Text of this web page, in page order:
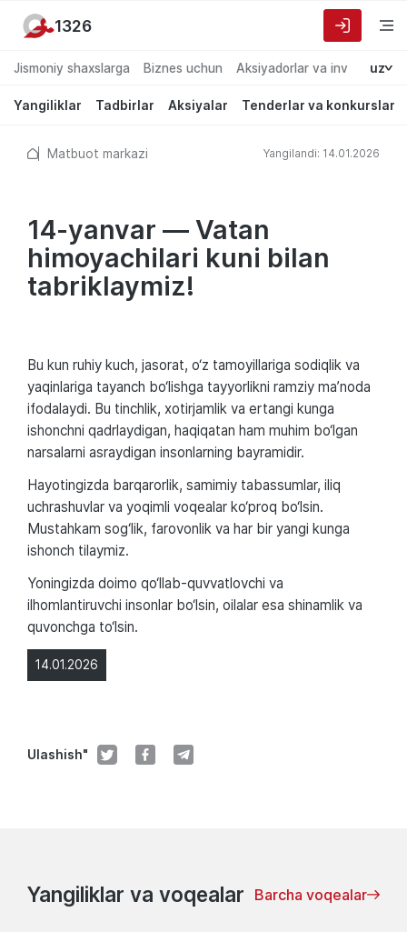
Jismoniy shaxslarga Biznes uchun Aksiyadorlar va investorlarga
uz
Yangiliklar Tadbirlar Aksiyalar Tenderlar va konkurslar
1326
Matbuot markazi Yangilandi: 14.01.2026
14-yanvar — Vatan
himoyachilari kuni bilan
tabriklaymiz!
14.01.2026
Ulashish"
Bu kun ruhiy kuch, jasorat, o‘z tamoyillariga sodiqlik va
yaqinlariga tayanch bo‘lishga tayyorlikni ramziy ma’noda
ifodalaydi. Bu tinchlik, xotirjamlik va ertangi kunga
ishonchni qadrlaydigan, haqiqatan ham muhim bo‘lgan
narsalarni asraydigan insonlarning bayramidir.
Hayotingizda barqarorlik, samimiy tabassumlar, iliq
uchrashuvlar va yoqimli voqealar ko‘proq bo‘lsin.
Mustahkam sog‘lik, farovonlik va har bir yangi kunga
ishonch tilaymiz.
Yoningizda doimo qo‘llab-quvvatlovchi va
ilhomlantiruvchi insonlar bo‘lsin, oilalar esa shinamlik va
quvonchga to‘lsin.
Yangiliklar va voqealar Barcha voqealar